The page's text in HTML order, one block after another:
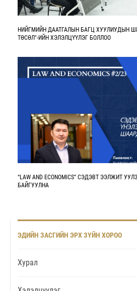
НИЙГМИЙН ДААТГАЛЫН БАГЦ ХУУЛИУДЫН
ТӨСӨЛ"-ИЙН ХЭЛЭЛЦҮҮЛЭГ БОЛЛОО
“LAW AND ECONOMICS” СЭДЭВТ ЭЭЛЖИТ
БАЙГУУЛНА
ЭДИЙН ЗАСГИЙН ЭРХ ЗҮЙН ХОРОО
Хурал